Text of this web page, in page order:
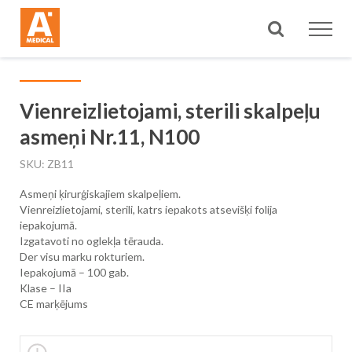
Meklēt
Vienreizlietojami, sterili skalpeļu
asmeņi Nr.11, N100
SKU ZB11
Asmeņi ķirurģiskajiem skalpeļiem.
Vienreizlietojami, sterili, katrs iepakots atsevišķi folija
iepakojumā.
Izgatavoti no oglekļa tērauda.
Der visu marku rokturiem.
Iepakojumā – 100 gab.
Klase – IIa
CE marķējums
Skip